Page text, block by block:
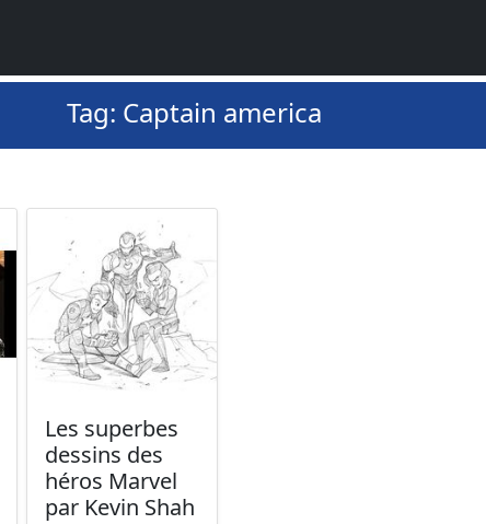
Tag: Captain america
Les superbes
dessins des
héros Marvel
par Kevin Shah